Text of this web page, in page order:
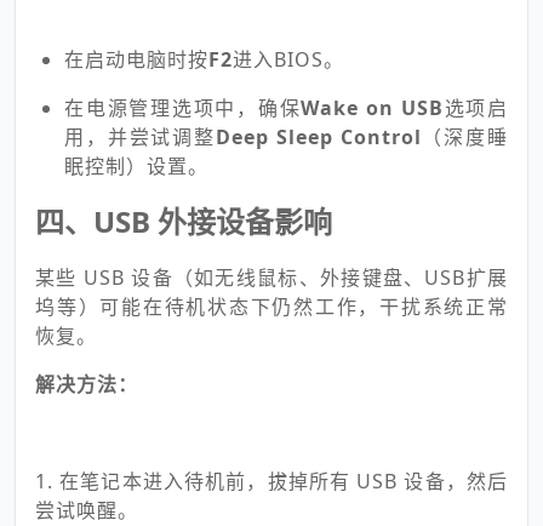
在启动电脑时按F2进入BIOS。
在电源管理选项中，确保Wake on USB选项启
用，并尝试调整Deep Sleep Control （深度睡
眠控制）设置。
四、USB 外接设备影响
某些 USB 设备（如无线鼠标、外接键盘、USB扩展
坞等）可能在待机状态下仍然工作，干扰系统正常
恢复。
解决方法：
1. 在笔记本进入待机前，拔掉所有 USB 设备，然后
尝试唤醒。